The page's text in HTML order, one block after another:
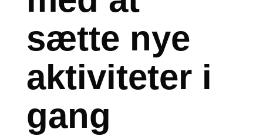
sætte nye
aktiviteter i
gang